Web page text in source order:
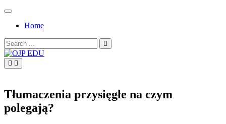
Skip
contentHome
Search
for:
Tłumaczenia przysięgłe na czym
polegają?